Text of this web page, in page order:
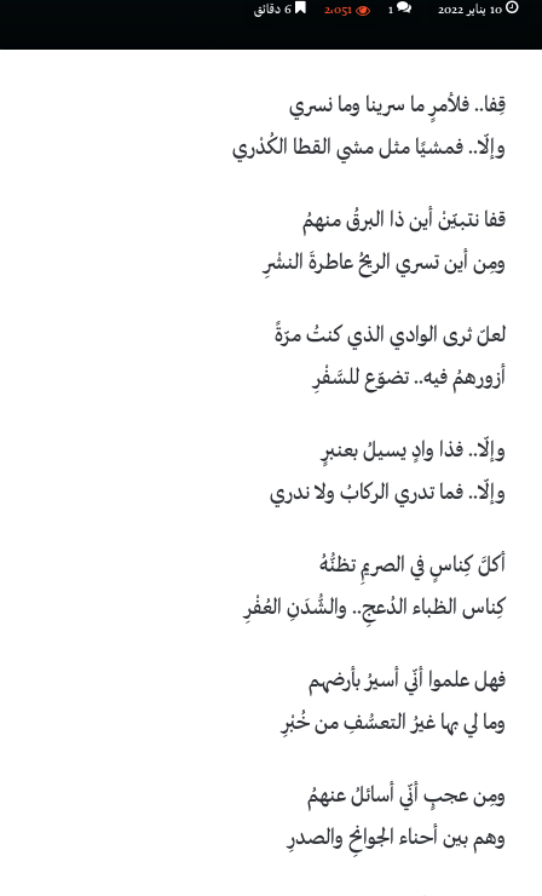
10 يناير 2022 1 2٬051
قِفا.. فلأمرٍ ما سرينا وما نسري
وإلّا.. فمشيًا مثل مشي القطا الكُدْري
قفا نتبيّنْ أين ذا البرقُ منهمُ
ومِن أين تسري الريحُ عاطرةَ النشْرِ
لعلّ ثرى الوادي الذي كنتُ مرّةً
أزورهمُ فيه.. تضوّع للسَّفْرِ
وإلّا.. فذا وادٍ يسيلُ بعنبرٍ
وإلّا.. فما تدري الركابُ ولا ندري
أكلَّ كِناسٍ في الصريمِ تظنُّهُ
كِناس الظباء الدُعجِ.. والشُّدَنِ العُفْرِ
فهل علموا أنّي أسيرُ بأرضهم
وما لي بها غيرُ التعسُّفِ من خُبْرِ
ومِن عجبٍ أنّي أسائلُ عنهمُ
وهم بين أحناء الجوانحِ والصدرِ